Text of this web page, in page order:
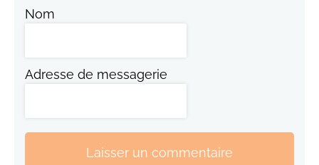
Nom
Adresse de messagerie
Laisser un commentaire